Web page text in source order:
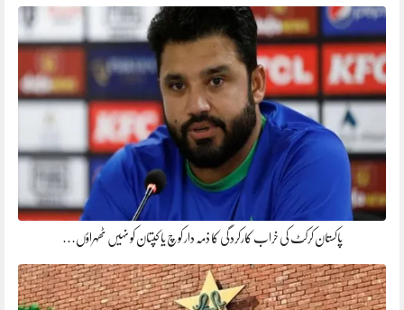
پاکستان کرکٹ کی خراب کارکردگی کا ذمہ دار کوچ یا کپتان کو نہیں ٹھہراؤں…